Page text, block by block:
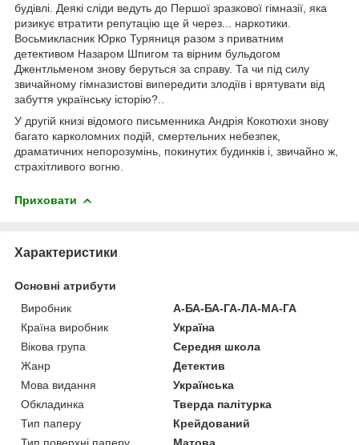
будівлі. Деякі сліди ведуть до Першої зразкової гімназії, яка
ризикує втратити репутацію ще й через... наркотики.
Восьмикласник Юрко Туряниця разом з приватним
детективом Назаром Шпигом та вірним бульдогом
Джентльменом знову беруться за справу. Та чи під силу
звичайному гімназистові випередити злодіїв і врятувати від
забуття українську історію?..
У другій книзі відомого письменника Андрія Кокотюхи знову
багато карколомних подій, смертельних небезпек,
драматичних непорозумінь, покинутих будинків і, звичайно ж,
страхітливого вогню.
Приховати
Характеристики
Основні атрибути
Виробник
А-БА-БА-ГА-ЛА-МА-ГА
Країна виробник
Україна
Вікова група
Середня школа
Жанр
Детектив
Мова видання
Українська
Обкладинка
Тверда палітурка
Тип паперу
Крейдований
Тип поверхні паперу
Матова